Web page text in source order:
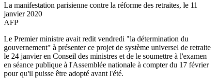
La manifestation parisienne contre la réforme des retraites, le 11
janvier 2020
AFP
Le Premier ministre avait redit vendredi "la détermination du
gouvernement" à présenter ce projet de système universel de retraite
le 24 janvier en Conseil des ministres et de le soumettre à l'examen
en séance publique à l'Assemblée nationale à compter du 17 février
pour qu'il puisse être adopté avant l'été.